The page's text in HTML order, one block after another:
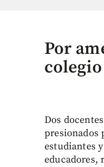
Por
colegio
Dos
presionados
estudiantes
educadores,